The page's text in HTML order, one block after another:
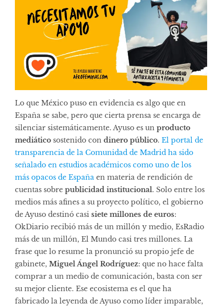
Lo que México puso en evidencia es algo que en
España se sabe, pero que cierta prensa se encarga de
silenciar sistemáticamente. Ayuso es un producto
mediático sostenido con dinero público. El portal de
transparencia de la Comunidad de Madrid ha sido
señalado en estudios académicos como uno de los
más opacos de España en materia de rendición de
cuentas sobre publicidad institucional. Solo entre los
medios más afines a su proyecto político, el gobierno
de Ayuso destinó casi siete millones de euros:
OkDiario recibió más de un millón y medio, EsRadio
más de un millón, El Mundo casi tres millones. La
frase que lo resume la pronunció su propio jefe de
gabinete, Miguel Ángel Rodríguez: que no hace falta
comprar a un medio de comunicación, basta con ser
su mejor cliente. Ese ecosistema es el que ha
fabricado la leyenda de Ayuso como líder imparable,